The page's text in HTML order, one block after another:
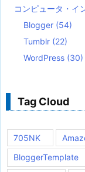
コンピュータ・イ
Blogger (54)
Tumblr (22)
WordPress (30)
Tag Cloud
705NK
BloggerTemplate